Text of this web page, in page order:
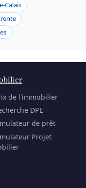
Calais
de l'immobilier
DPE
de prêt
Projet